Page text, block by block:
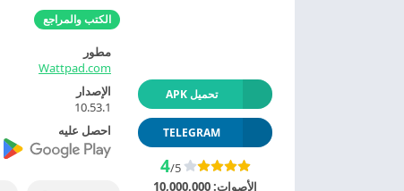
الكتب والمراجع
تحميل APK
TELEGRAM
4/5
الأصوات:10,000,000
مطور
Wattpad.com
الإصدار
10.53.1
احصل عليه